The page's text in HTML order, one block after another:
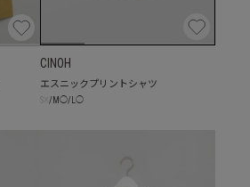
CINOH
エスニックプリントシャツ
/ M ◯/ L◯